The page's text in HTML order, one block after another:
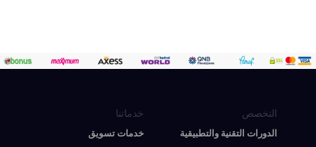
التخصص
الدورات التقنية والتطبيقية
خدماتنا
خدمات تسويق